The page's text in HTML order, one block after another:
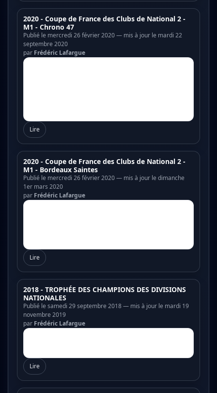
2020 - Coupe de France des Clubs de National 2 -
M1 - Chrono 47
Publié le mercredi 26 février 2020 — mis à jour le mardi 22
septembre 2020
par Frédéric Lafargue
Lire
2020 - Coupe de France des Clubs de National 2 -
M1 - Bordeaux Saintes
Publié le mercredi 26 février 2020 — mis à jour le dimanche
1er mars 2020
par Frédéric Lafargue
Lire
2018 - TROPHÉE DES CHAMPIONS DES DIVISIONS
NATIONALES
Publié le samedi 29 septembre 2018 — mis à jour le mardi 19
novembre 2019
par Frédéric Lafargue
Lire